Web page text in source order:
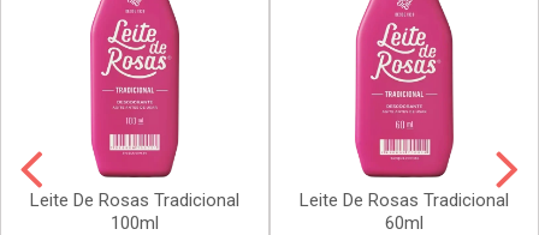
Leite De Rosas Tradicional
100ml
Leite De Rosas Tradicional
60ml